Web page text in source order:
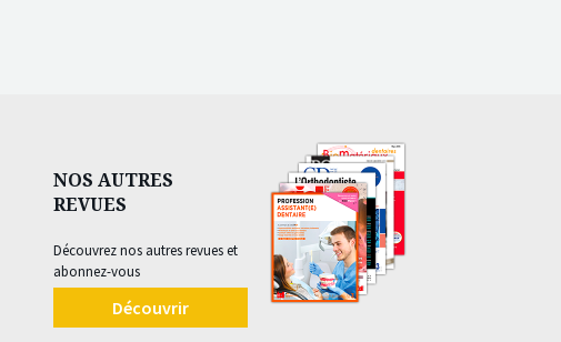
NOS AUTRES
REVUES
Découvrez nos autres revues et
abonnez-vous
Découvrir